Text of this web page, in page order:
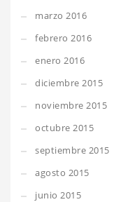
marzo 2016
febrero 2016
enero 2016
diciembre 2015
noviembre 2015
octubre 2015
septiembre 2015
agosto 2015
junio 2015